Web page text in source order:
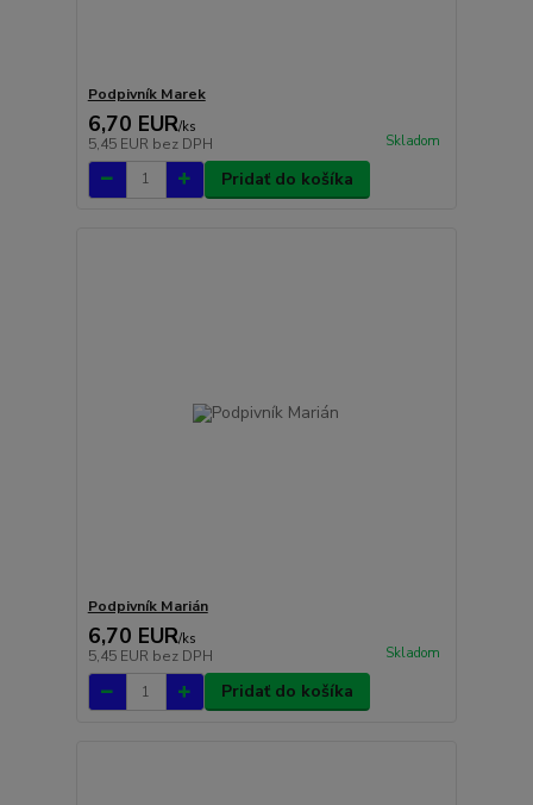
Podpivník Marek
6,70 EUR/ks
5,45 EUR bez DPH Skladom
Pridať do košíka
Podpivník Marián
6,70 EUR/ks
5,45 EUR bez DPH Skladom
Pridať do košíka